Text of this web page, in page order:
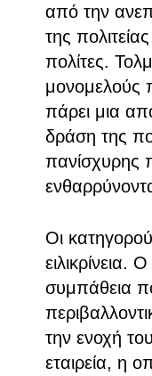
από την
της
πολίτες.
μονομελούς
πάρει μια
δράση της
πανίσχυρης
Οι
ειλικρίνεια.
συμπάθεια
την ενοχή
εταιρεία, η